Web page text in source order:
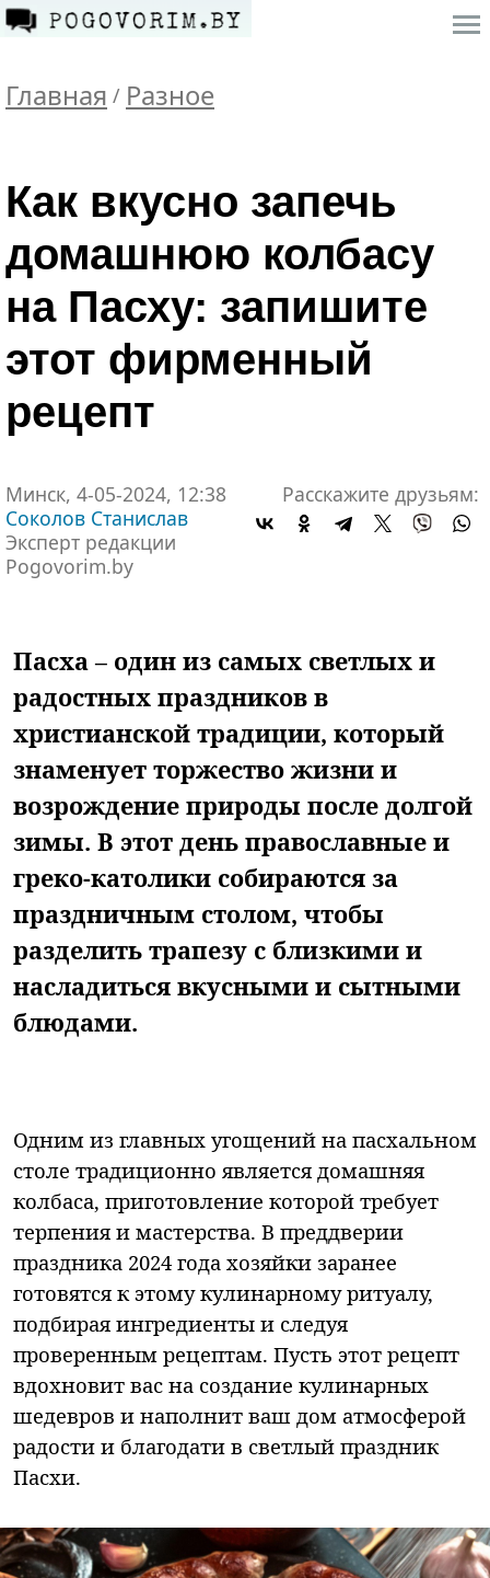
Главная / Разное
Как вкусно запечь
домашнюю колбасу
на Пасху: запишите
этот фирменный
рецепт
Минск, 4-05-2024, 12:38
Соколов Станислав
Эксперт редакции
Pogovorim.by
Расскажите друзьям:
Пасха – один из самых светлых и
радостных праздников в
христианской традиции, который
знаменует торжество жизни и
возрождение природы после долгой
зимы. В этот день православные и
греко-католики собираются за
праздничным столом, чтобы
разделить трапезу с близкими и
насладиться вкусными и сытными
блюдами.
Одним из главных угощений на пасхальном
столе традиционно является домашняя
колбаса, приготовление которой требует
терпения и мастерства. В преддверии
праздника 2024 года хозяйки заранее
готовятся к этому кулинарному ритуалу,
подбирая ингредиенты и следуя
проверенным рецептам. Пусть этот рецепт
вдохновит вас на создание кулинарных
шедевров и наполнит ваш дом атмосферой
радости и благодати в светлый праздник
Пасхи.